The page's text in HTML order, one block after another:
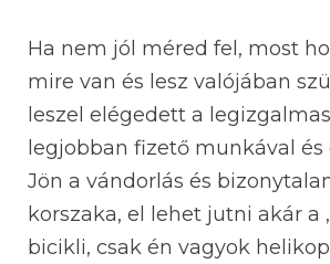
Ha nem jól méred fel, most
mire van és lesz valójában
leszel elégedett a
legjobban fizető munkával és
Jön a vándorlás és
korszaka, el lehet jutni akár a
bicikli, csak én vagyok